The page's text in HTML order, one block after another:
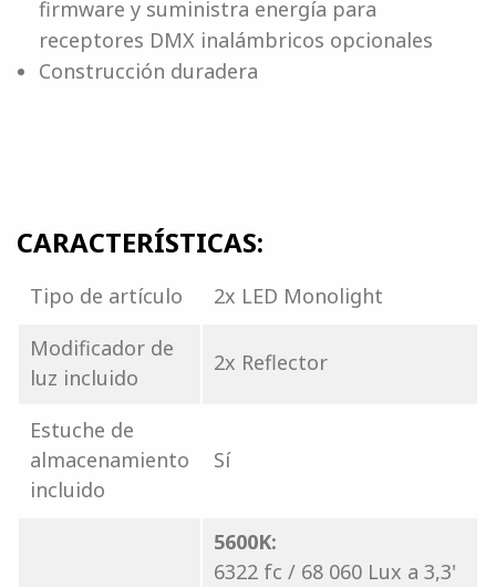
firmware y suministra energía para
receptores DMX inalámbricos opcionales
Construcción duradera
CARACTERÍSTICAS:
Tipo de artículo
2x LED Monolight
Modificador de
luz incluido
2x Reflector
Estuche de
almacenamiento
incluido
Sí
5600K:
6322 fc / 68 060 Lux a 3,3'